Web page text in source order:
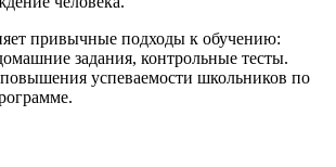
привычные подходы к обучению:
задания, контрольные тесты.
успеваемости школьников по